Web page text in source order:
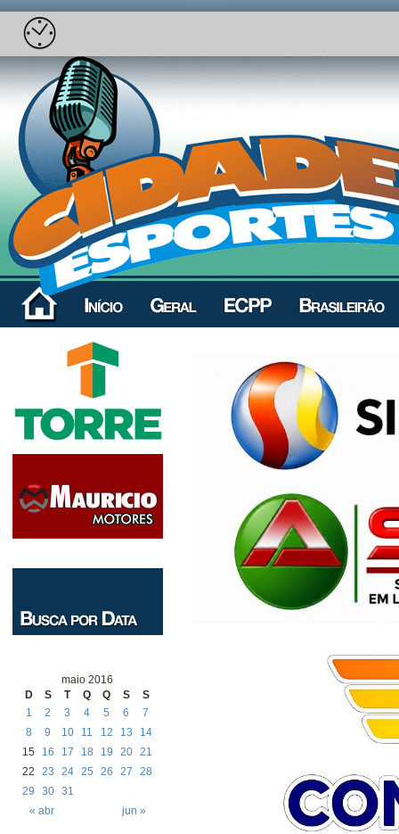
maio 2016
D
S T Q Q S S
« abr jun »
1 2 3 4 5 6
7
8
9 10 11 12 13
14
15
16 17 18 19 20 21
22
23 24 25 26 27
28
29
30 31